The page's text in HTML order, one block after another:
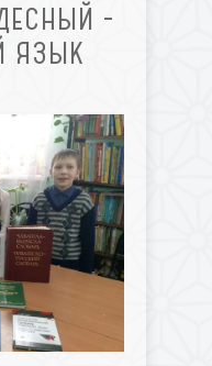
-
ЯЗЫК